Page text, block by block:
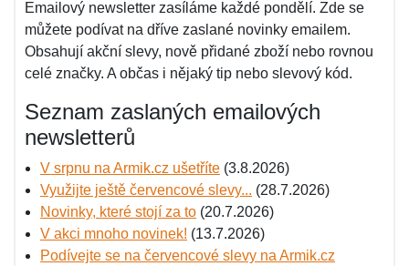
Emailový newsletter zasíláme každé pondělí. Zde se
můžete podívat na dříve zaslané novinky emailem.
Obsahují akční slevy, nově přidané zboží nebo rovnou
celé značky. A občas i nějaký tip nebo slevový kód.
Seznam zaslaných emailových
newsletterů
V srpnu na Armik.cz ušetříte (3.8.2026)
Využijte ještě červencové slevy... (28.7.2026)
Novinky, které stojí za to (20.7.2026)
V akci mnoho novinek! (13.7.2026)
Podívejte se na červencové slevy na Armik.cz